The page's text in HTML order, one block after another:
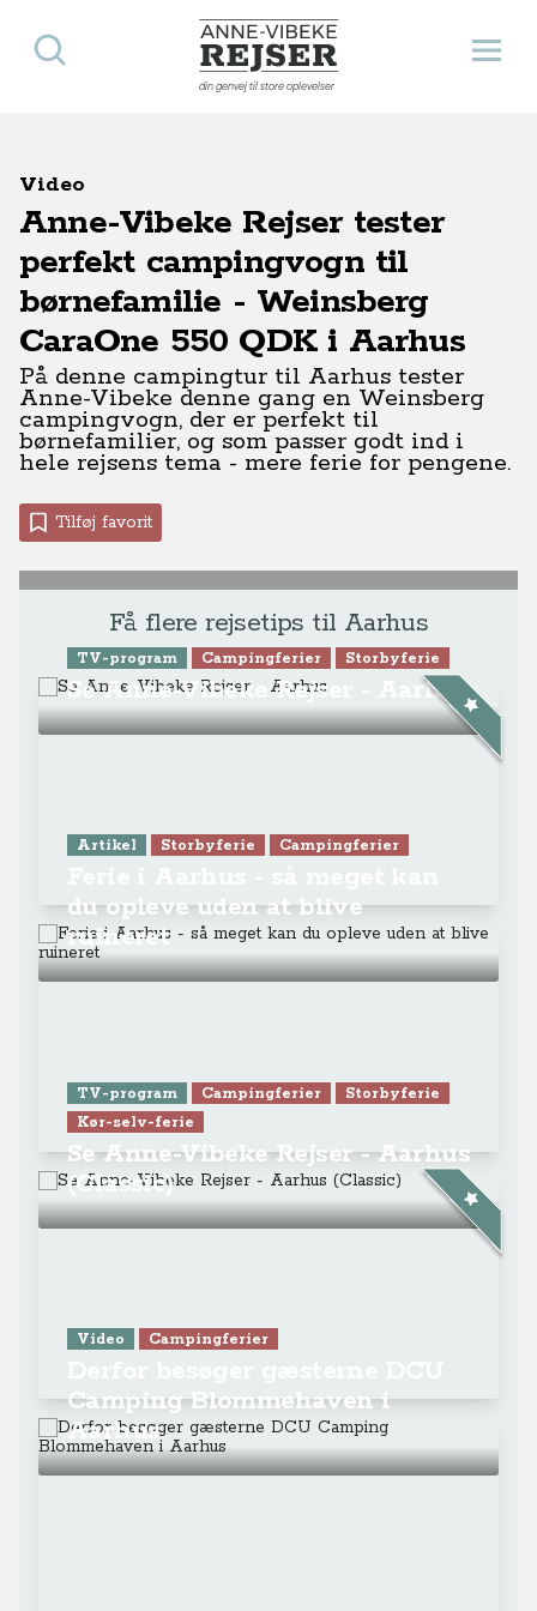
Anne-Vibeke Rejser
din genvej til store oplevelser
Åbn
Søg
Video
Anne-Vibeke Rejser tester
perfekt campingvogn til
børnefamilie - Weinsberg
CaraOne 550 QDK i Aarhus
På denne campingtur til Aarhus tester
Anne-Vibeke denne gang en Weinsberg
campingvogn, der er perfekt til
børnefamilier, og som passer godt ind i
hele rejsens tema - mere ferie for pengene.
Tilføj favorit
Få flere rejsetips til Aarhus
TV-program Campingferier Storbyferie
Se Anne-Vibeke Rejser - Aarhus
Artikel Storbyferie Campingferier
du opleve uden at blive
ruineret
TV-program Campingferier
Storbyferie
Kør-selv-ferie
Se Anne-Vibeke Rejser - Aarhus
(Classic)
Video Campingferier
Camping Blommehaven i
Aarhus